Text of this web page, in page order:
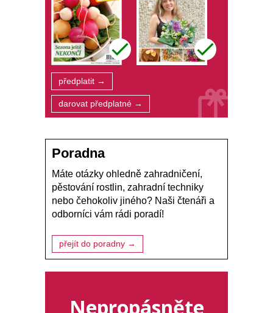
předplatit →
darovat předplatné →
Poradna
Máte otázky ohledně zahradničení,
pěstování rostlin, zahradní techniky
nebo čehokoliv jiného? Naši čtenáři a
odborníci vám rádi poradí!
přejít do poradny →
Nepropásněte